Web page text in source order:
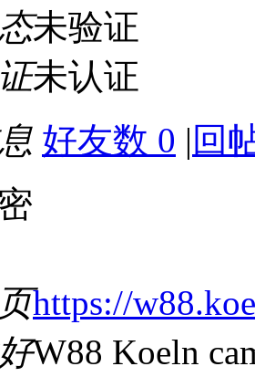
未验证
未认证
好友数 0 | 回
https://
W88 Koeln